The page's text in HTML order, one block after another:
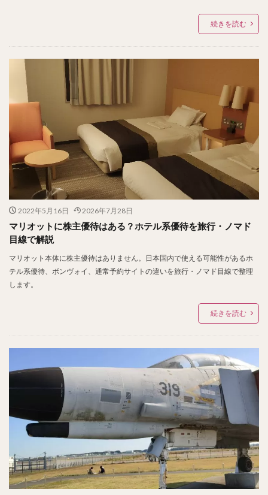
続きを読む
2022年5月16日 2026年7月28日
マリオットに株主優待はある？ホテル系優待を旅行・ノマド
目線で解説
マリオット本体に株主優待はありません。日本国内で使える可能性があるホ
テル系優待、ボンヴォイ、通常予約サイトの違いを旅行・ノマド目線で整理
します。
続きを読む